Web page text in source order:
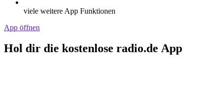
viele weitere App Funktionen
App öffnen
Hol dir die kostenlose radio.de App